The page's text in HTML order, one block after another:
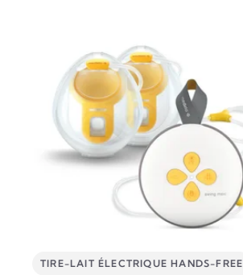
TIRE-LAIT ÉLECTRIQUE HANDS-FREE